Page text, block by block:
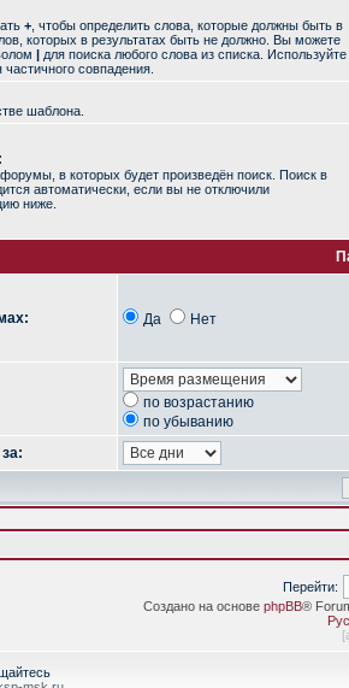
+ , чтобы определить слова, которые должны быть в
которых в результатах быть не должно. Вы можете
| для поиска любого слова из списка. Используйте
совпадения.
шаблона.
в которых будет произведён поиск. Поиск в
автоматически, если вы не отключили
ниже.
Да Нет
по возрастанию
по убыванию
Перейти:
Создано на основе phpBB®
[